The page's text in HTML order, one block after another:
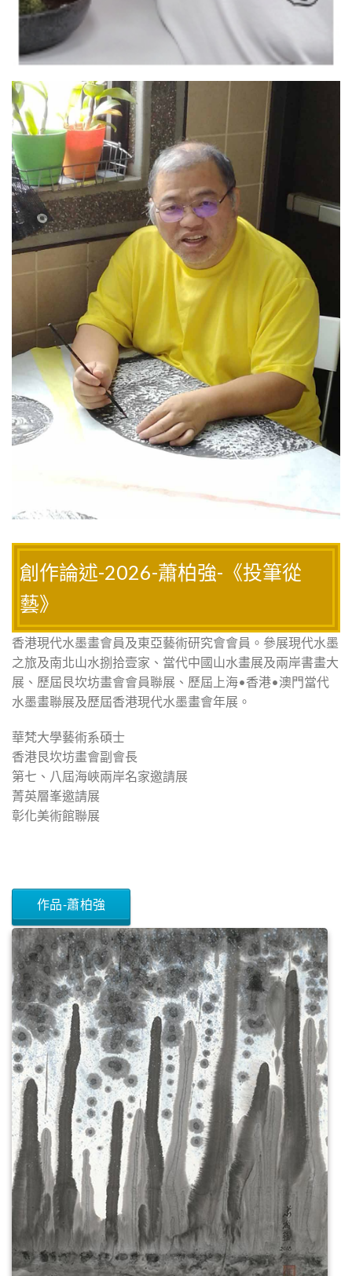
創作論述-2026-蕭柏強-《投筆從
藝》
香港現代水墨畫會員及東亞藝術研究會會員。參展現代水墨
之旅及南北山水捌拾壹家、當代中國山水畫展及兩岸書畫大
展、歷屆艮坎坊畫會會員聯展、歷屆上海•香港•澳門當代
水墨畫聯展及歷屆香港現代水墨畫會年展。
華梵大學藝術系碩士
香港艮坎坊畫會副會長
第七、八屆海峽兩岸名家邀請展
菁英層峯邀請展
彰化美術館聯展
作品-蕭柏強